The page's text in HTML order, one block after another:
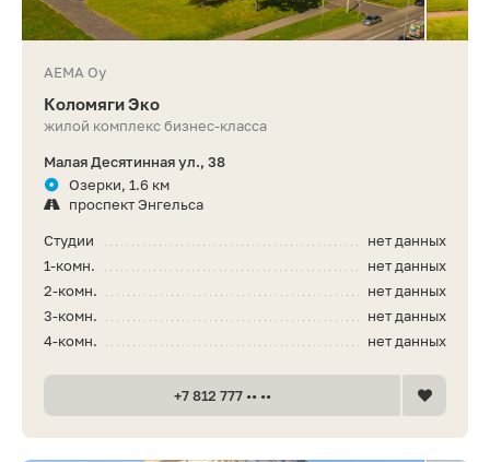
AEMA Oy
Коломяги Эко
жилой комплекс бизнес-класса
Малая Десятинная ул., 38
Озерки, 1.6 км
проспект Энгельса
нет данных
Студии
нет данных
1-комн.
нет данных
2-комн.
нет данных
3-комн.
нет данных
4-комн.
+7 812 777 •• ••